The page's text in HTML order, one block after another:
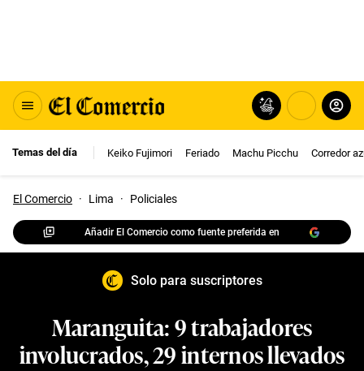
Temas del día Keiko Fujimori Feriado Machu Picchu Corredor
El Comercio · Lima · Policiales
Añadir El Comercio como fuente preferida en
Solo para suscriptores
Maranguita: 9 trabajadores
involucrados, 29 internos llevados